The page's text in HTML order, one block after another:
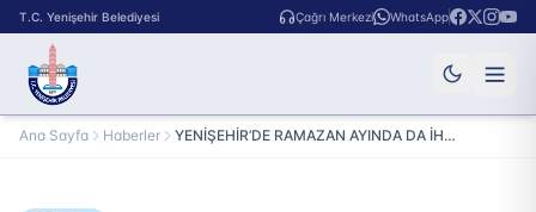
T.C. Yenişehir Belediyesi Çağrı Merkezi WhatsApp
Ana Sayfa Haberler YENİŞEHİR’DE RAMAZAN AYINDA DA İHTİYAÇ SAHİPLERİNİN YÜZÜ GÜLDÜ